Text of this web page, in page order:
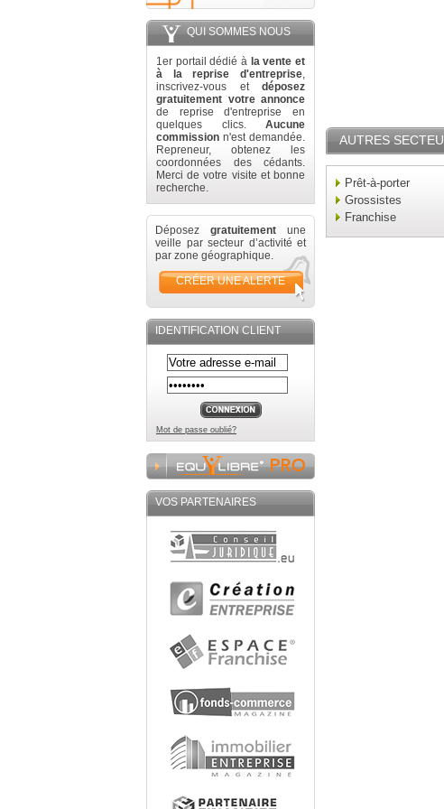
QUI SOMMES NOUS
1er portail dédié à la vente et
à la reprise d'entreprise,
inscrivez-vous et déposez
gratuitement votre annonce
de reprise d'entreprise en
quelques clics. Aucune
commission n'est demandée.
Repreneur, obtenez les
coordonnées des cédants.
Merci de votre visite et bonne
recherche.
Déposez gratuitement une
veille par secteur d’activité et
par zone géographique.
CRÉER UNE ALERTE
IDENTIFICATION CLIENT
Mot de passe oublié?
VOS PARTENAIRES
AUTRES
Prêt-à-porter
Grossistes
Franchise